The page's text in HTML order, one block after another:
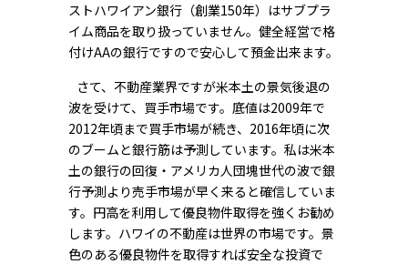
ストハワイアン銀行（創業150年）はサブプラ
イム商品を取り扱っていません。健全経営で格
付けAAの銀行ですので安心して預金出来ます。
さて、不動産業界ですが米本土の景気後退の
波を受けて、買手市場です。底値は2009年で
2012年頃まで買手市場が続き、2016年頃に次
のブームと銀行筋は予測しています。私は米本
土の銀行の回復・アメリカ人団塊世代の波で銀
行予測より売手市場が早く来ると確信していま
す。円高を利用して優良物件取得を強くお勧め
します。ハワイの不動産は世界の市場です。景
色のある優良物件を取得すれば安全な投資で